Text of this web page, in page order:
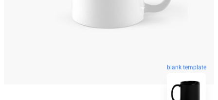
blank template